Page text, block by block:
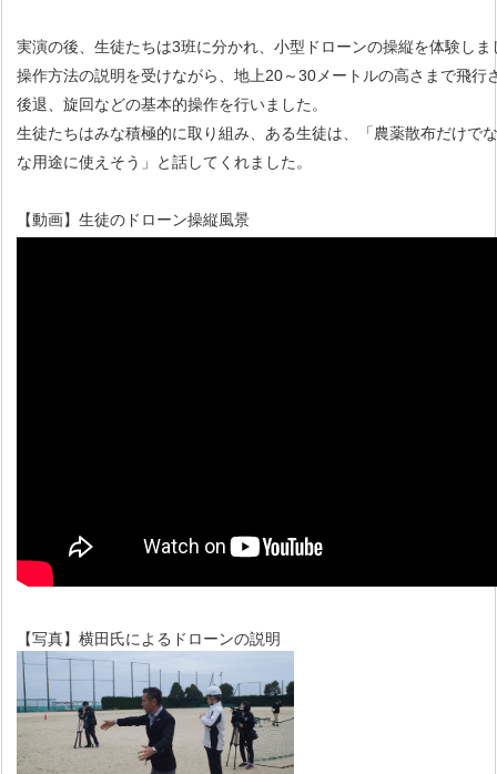
実演の後、生徒たちは3班に分かれ、小型ドローンの操縦を体験しま
操作方法の説明を受けながら、地上20～30メートルの高さまで飛行
後退、旋回などの基本的操作を行いました。
生徒たちはみな積極的に取り組み、ある生徒は、「農薬散布だけで
な用途に使えそう」と話してくれました。
【動画】生徒のドローン操縦風景
【写真】横田氏によるドローンの説明